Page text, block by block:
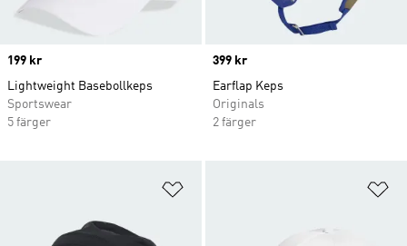
Price
199 kr
Lightweight Basebollkeps
Sportswear
5 färger
Price
399 kr
Earflap Keps
Originals
2 färger